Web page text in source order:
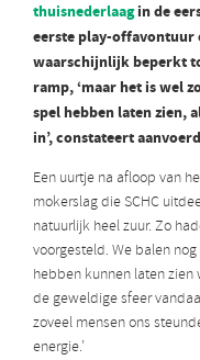
thuisnederlaagin de
eerste play-offavontuur
waarschijnlijk beperkt
ramp, ‘maar het is wel
spel hebben laten zien,
in’, constateert
Een uurtje na afloop van
mokerslag die SCHC
natuurlijk heel zuur. Zo
voorgesteld. We balen
hebben kunnen laten zien
de geweldige sfeer
zoveel mensen ons
energie.’